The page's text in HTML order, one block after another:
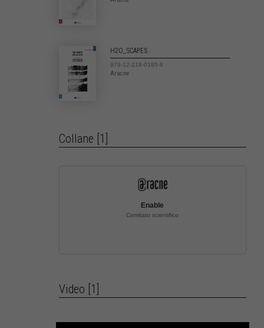
H2O_SCAPES
979-12-218-0195-8
Aracne
Collane [1]
Enable
Comitato scientifico
Video [1]